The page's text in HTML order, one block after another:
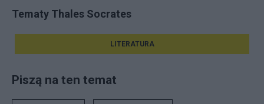
Tematy Thales Socrates
LITERATURA
Piszą na ten temat